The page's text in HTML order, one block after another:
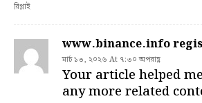
রিপ্লাই
www.binance.info
মার্চ ১৩, ২০২৬ At ৭:৩০ অপরাহ্ণ
Your article helped
any more related